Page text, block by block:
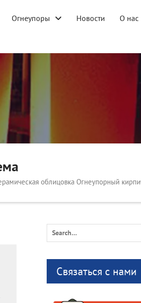
Огнеупоры Новости О нас
облицовка Огнеупорный
Search
for:
Связаться с нами